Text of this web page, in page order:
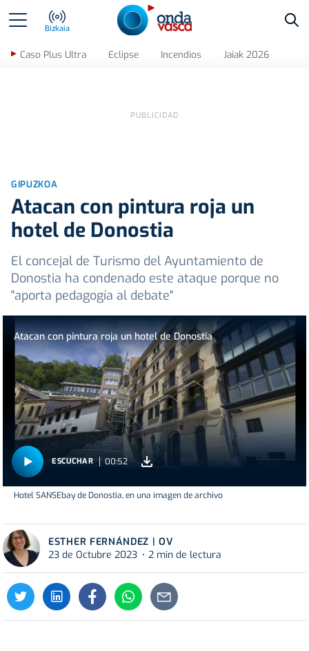
Bizkaia
Caso Plus Ultra Eclipse Incendios Jaiak 2026
GIPUZKOA
Atacan con pintura roja un
hotel de Donostia
El concejal de Turismo del Ayuntamiento de
Donostia ha condenado este ataque porque no
"aporta pedagogía al debate"
Atacan con pintura roja un hotel de Donostia
ESCUCHAR 00:52
Hotel SANSEbay de Donostia, en una imagen de archivo
ESTHER FERNÁNDEZ | OV
23 de Octubre 2023
2 min de lectura